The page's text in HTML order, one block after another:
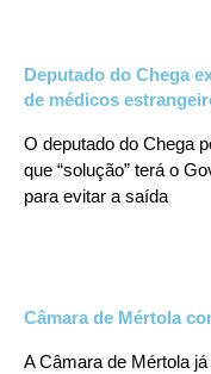
Deputado do Chega
de médicos
O deputado do Chega
que “solução” terá o
para evitar a saída
Câmara de Mértola
A Câmara de Mértola